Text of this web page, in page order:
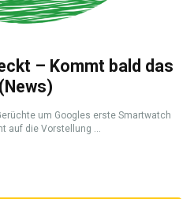
– Kommt bald das
um Googles erste Smartwatch
auf die Vorstellung ...